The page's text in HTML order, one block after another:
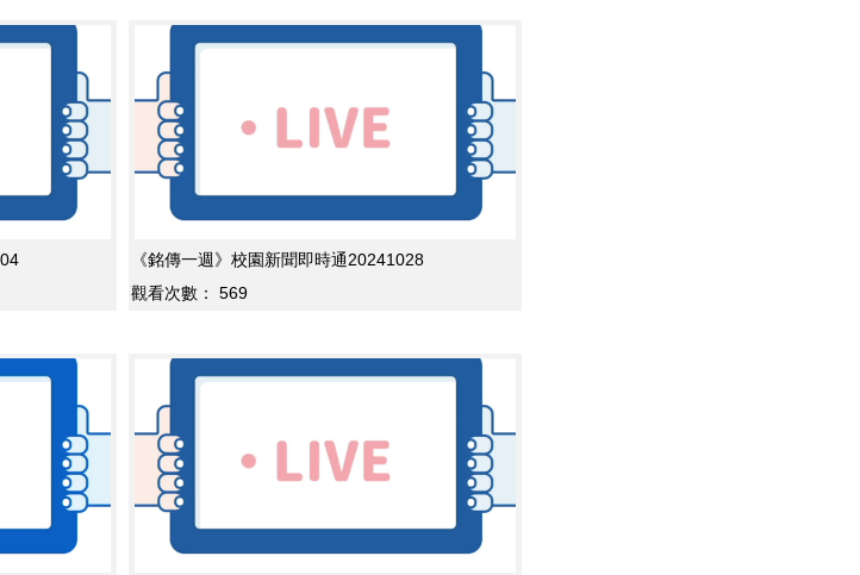
《銘傳一週》校園新聞即時通20241028
觀看次數：
569